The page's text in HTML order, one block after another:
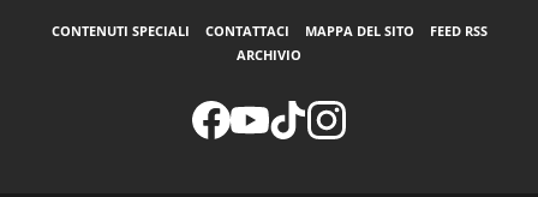
CONTENUTI SPECIALI CONTATTACI MAPPA DEL SITO
FEED RSS
ARCHIVIO